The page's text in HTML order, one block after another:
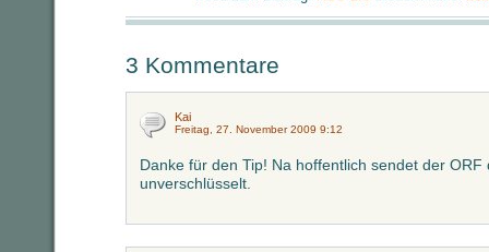
3 Kommentare
Kai
Freitag, 27. November 2009 9:12
Danke für den Tip! Na hoffentlich sendet der
unverschlüsselt.